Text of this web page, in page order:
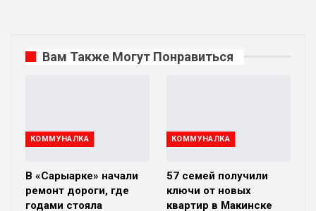
Вам Также Могут Понравиться
КОММУНАЛКА
В «Сарыарке» начали
ремонт дороги, где
годами стояла
КОММУНАЛКА
57 семей получили
ключи от новых
квартир в Макинске